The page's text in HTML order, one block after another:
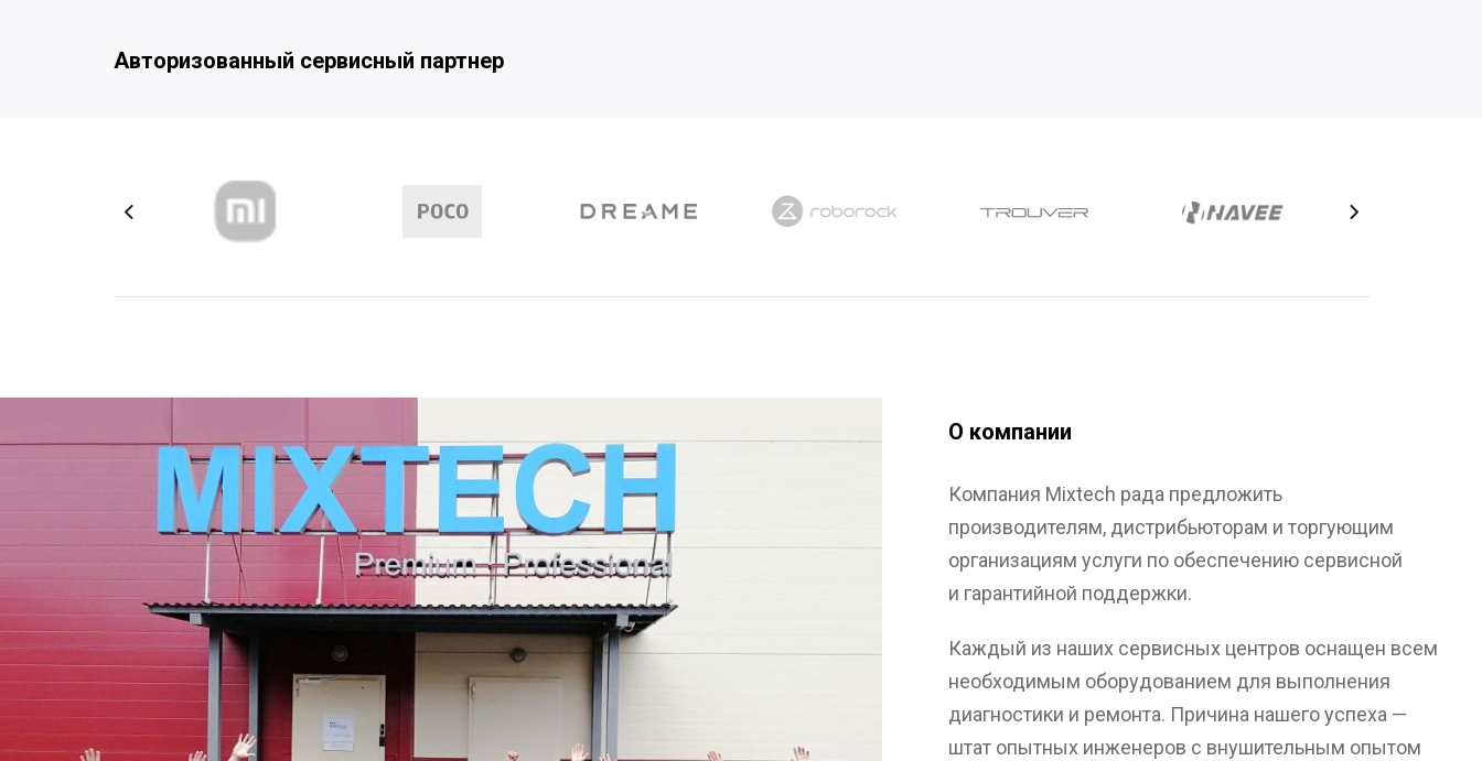
Авторизованный сервисный партнер
О компании
Компания Mixtech рада предложить
производителям, дистрибьюторам и торгующим
организациям услуги по обеспечению сервисной
и гарантийной поддержки.
Каждый из наших сервисных центров оснащен всем
необходимым оборудованием для выполнения
диагностики и ремонта. Причина нашего успеха —
штат опытных инженеров с внушительным опытом